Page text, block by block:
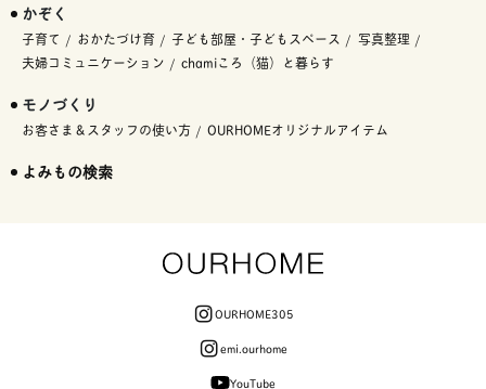
かぞく
子育て おかたづけ育 子ども部屋・子どもスペース
写真整理
夫婦コミュニケーション
chamiころ（猫）と暮らす
モノづくり
お客さま＆スタッフの使い方 OURHOMEオリジナルアイテム
よみもの検索
OURHOME305
emi.ourhome
YouTube